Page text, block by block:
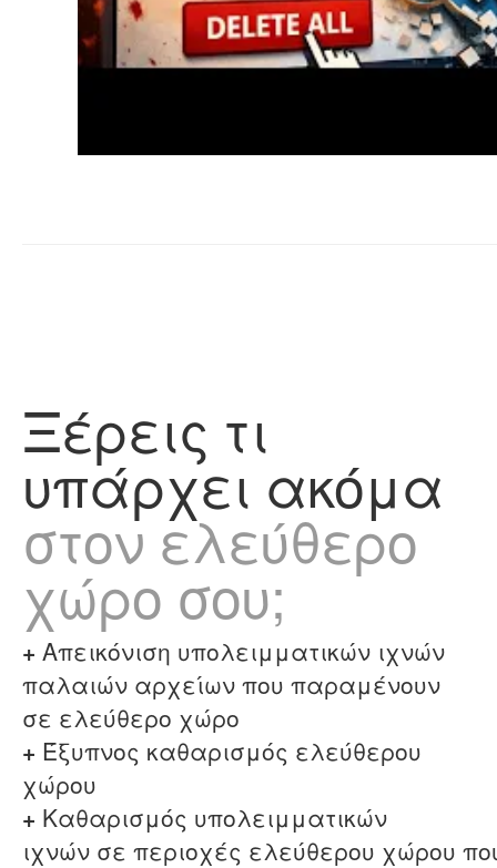
Ξέρεις τι
υπάρχει ακόμα
στον ελεύθερο
χώρο σου;
+ Απεικόνιση υπολειμματικών ιχνών
παλαιών αρχείων που παραμένουν
σε ελεύθερο χώρο
+ Έξυπνος καθαρισμός ελεύθερου
χώρου
+ Καθαρισμός υπολειμματικών
ιχνών σε περιοχές ελεύθερου χώρου